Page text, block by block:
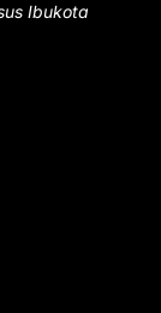
Ibukota